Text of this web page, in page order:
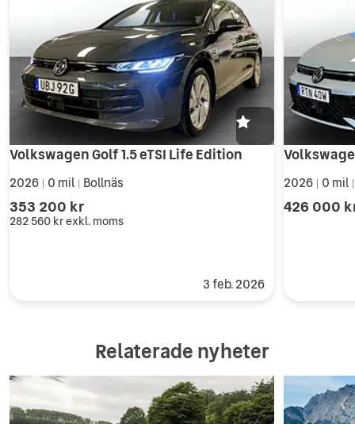
Volkswagen Golf 1.5 eTSI Life Edition
2026 0 mil Bollnäs
353 200 kr
282 560 krexkl. moms
3 feb. 2026
2026 0 mil
426 000
Relaterade nyheter